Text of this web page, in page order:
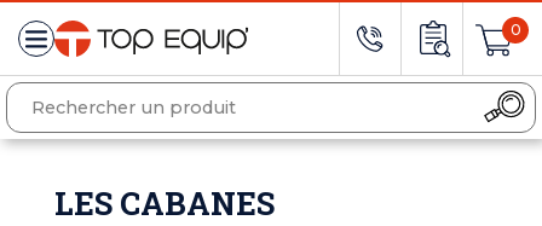
0
LES CABANES